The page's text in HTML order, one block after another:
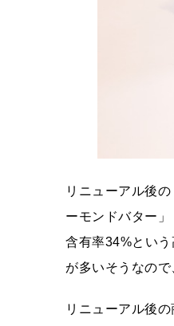
リニューアル後
ーモンドバター
含有率34%とい
が多いそうなの
リニューアル後